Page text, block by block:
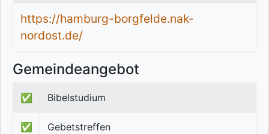
https://hamburg-borgfelde.nak-
nordost.de/
Gemeindeangebot
✅ Bibelstudium
✅ Gebetstreffen